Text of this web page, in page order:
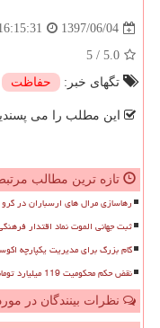
1397/06/04
5.0
/
5
تگهای خبر:
حفاظت
این مطلب را می
تازه ترین مطالب
رهاسازی مرال های ارسباران در
ثبت جهانی الموت نماد اقتدار
گام بزرگ برای مدیریت یکپارچه
نقض حکم محکومیت 119 میلیارد تومانی اداره کل محیط زیست
نظرات بینندگان در